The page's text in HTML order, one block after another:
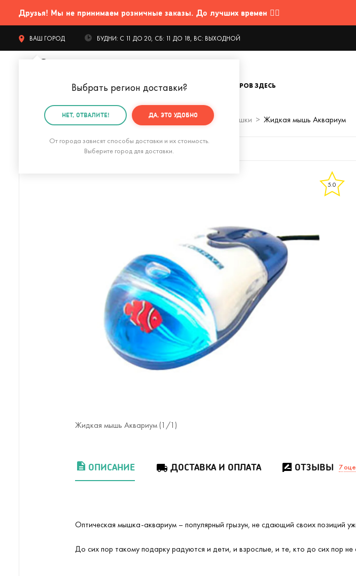
Друзья! Мы не принимаем розничные заказы. До лучших времен 🤷‍♂️
ВАШ ГОРОД
Выбрать регион доставки?
НЕТ, ОТВАЛИТЕ! ДА, ЭТО УДОБНО
От города зависят способы доставки и их стоимость.
Выберите город для доставки.
БУДНИ: С 11 ДО 20, СБ: 11 ДО 18, ВС: ВЫХОДНОЙ
КАТАЛОГ ТОВАРОВ ЗДЕСЬ
Главная Гаджеты и устройства Для компьютера Мышки Жидкая мышь Аквариум
5.0
Жидкая мышь Аквариум (1 /1)
ОПИСАНИЕ ДОСТАВКА И ОПЛАТА ОТЗЫВЫ 7
Оптическая мышка-аквариум – популярный грызун, не сдающий своих позиций
До сих пор такому подарку радуются и дети, и взрослые, и те, кто до сих пор не